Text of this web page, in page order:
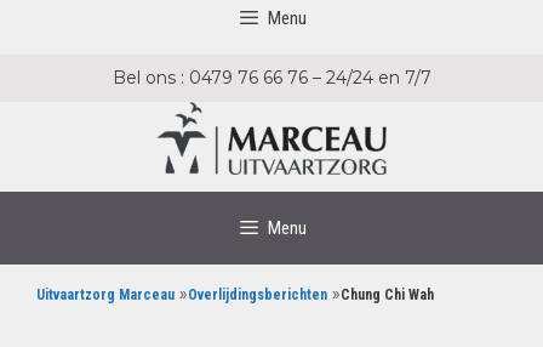
Menu
Bel ons : 0479 76 66 76 – 24/24 en 7/7
Menu
Uitvaartzorg Marceau »Overlijdingsberichten »Chung Chi Wah